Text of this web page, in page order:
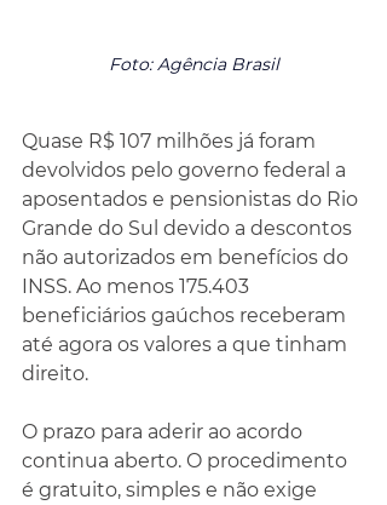
Foto: Agência Brasil
Quase R$ 107 milhões já foram
devolvidos pelo governo federal a
aposentados e pensionistas do Rio
Grande do Sul devido a descontos
não autorizados em benefícios do
INSS. Ao menos 175.403
beneficiários gaúchos receberam
até agora os valores a que tinham
direito.
O prazo para aderir ao acordo
continua aberto. O procedimento
é gratuito, simples e não exige